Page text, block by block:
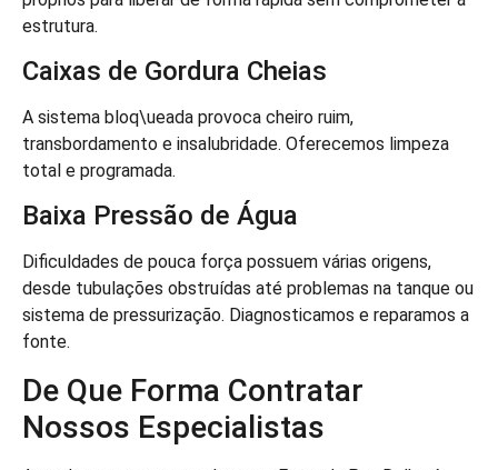
estrutura.
Caixas de Gordura Cheias
A sistema bloq\ueada provoca cheiro ruim,
transbordamento e insalubridade. Oferecemos limpeza
total e programada.
Baixa Pressão de Água
Dificuldades de pouca força possuem várias origens,
desde tubulações obstruídas até problemas na tanque ou
sistema de pressurização. Diagnosticamos e reparamos a
fonte.
De Que Forma Contratar
Nossos Especialistas